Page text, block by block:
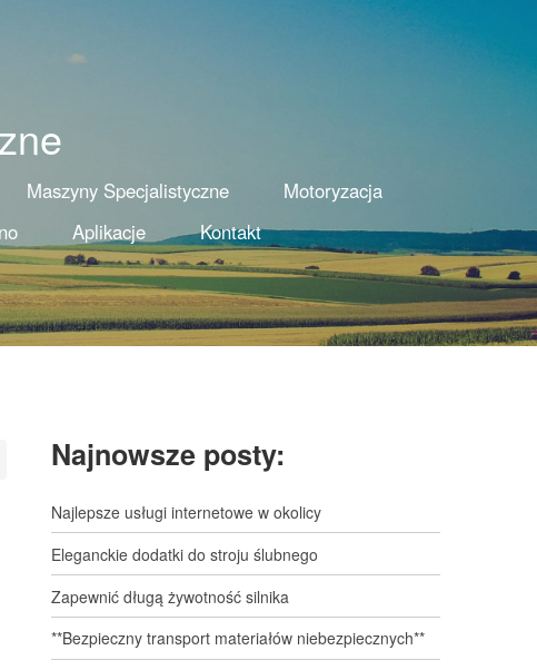
Maszyny Specjalistyczne
Motoryzacja
Aplikacje Kontakt
Najnowsze posty:
Najlepsze usługi internetowe w okolicy
Eleganckie dodatki do stroju ślubnego
Zapewnić długą żywotność silnika
**Bezpieczny transport materiałów niebezpiecznych**